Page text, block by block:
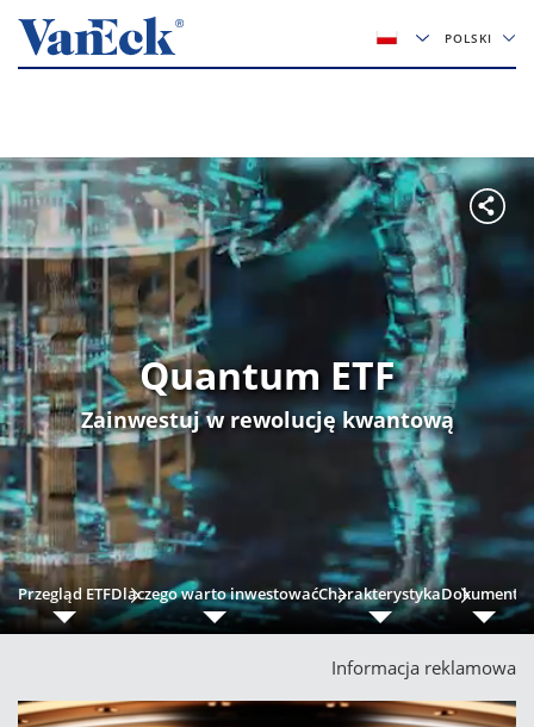
POLSKI
Quantum ETF
Zainwestuj w rewolucję kwantową
Przegląd ETFDlaczego warto inwestowaćCharakterystykaDokumenty
Informacja reklamowa